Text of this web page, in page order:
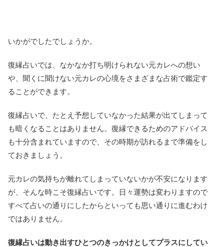
いかがでしたでしょうか。
復縁占いでは、なかなか打ち明けられない元カレへの想い
や、聞くに聞けない元カレの心境をさまざまな占術で鑑定す
ることができます。
復縁占いで、たとえ予想していなかった結果が出てしまって
も暗くなることはありません。復縁できるためのアドバイス
も十分含まれていますので、その時期が訪れるまで準備をし
ておきましょう。
元カレの気持ちが離れてしまっていないかが不安になります
が、そんな時こそ復縁占いです。日々運勢は変わりますので
すべて占いの通りにしたからといっても思い通りに進むわけ
ではありません。
復縁占いは動き出すひとつのきっかけとしてプラスにしてい